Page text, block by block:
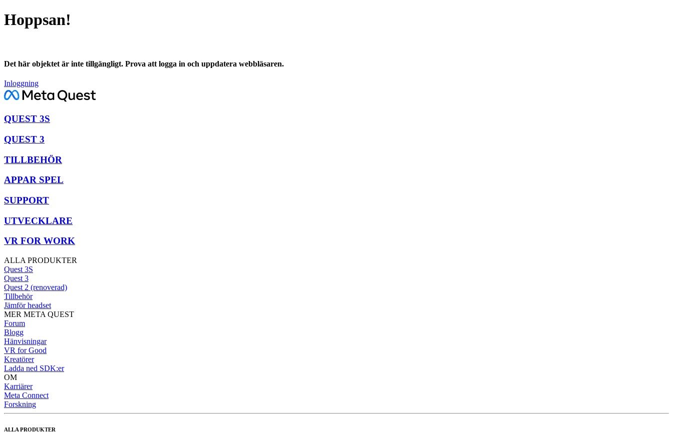
Hoppsan!
Det här objektet är inte tillgängligt. Prova att logga in och uppdatera webbläsaren.
Inloggning
QUEST 3S
QUEST 3
TILLBEHÖR
APPAR SPEL
SUPPORT
UTVECKLARE
VR FOR WORK
ALLA PRODUKTER
Quest 3S
Quest 3
Quest 2 (renoverad)
Tillbehör
Jämför headset
MER META QUEST
Forum
Blogg
Hänvisningar
VR for Good
Kreatörer
Ladda ned SDK:er
OM
Karriärer
Meta Connect
Forskning
ALLA PRODUKTER